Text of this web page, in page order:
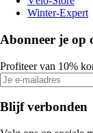
Winter-Expert
Abonneer je op
Profiteer van 10%
Blijf verbonden